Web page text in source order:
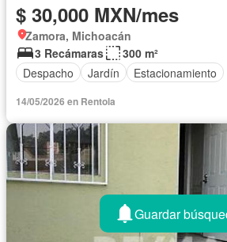
$ 30,000 MXN/mes
Zamora, Michoacán
3 Recámaras
300 m²
Despacho
Jardín Estacionamiento
14/05/2026 en Rentola
Guardar